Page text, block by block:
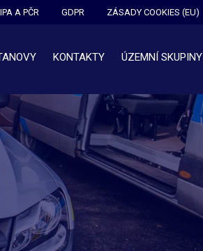
A PČR GDPR ZÁSADY COOKIES (EU)
KONTAKTY ÚZEMNÍ SKUPINY